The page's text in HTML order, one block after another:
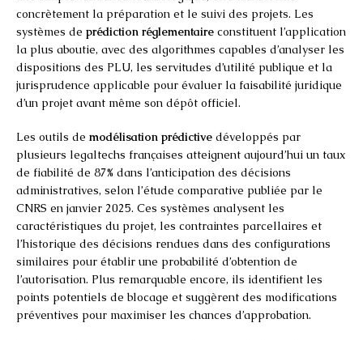
concrètement la préparation et le suivi des projets. Les
systèmes de prédiction réglementaire constituent l’application
la plus aboutie, avec des algorithmes capables d’analyser les
dispositions des PLU, les servitudes d’utilité publique et la
jurisprudence applicable pour évaluer la faisabilité juridique
d’un projet avant même son dépôt officiel.
Les outils de modélisation prédictive développés par
plusieurs legaltechs françaises atteignent aujourd’hui un taux
de fiabilité de 87% dans l’anticipation des décisions
administratives, selon l’étude comparative publiée par le
CNRS en janvier 2025. Ces systèmes analysent les
caractéristiques du projet, les contraintes parcellaires et
l’historique des décisions rendues dans des configurations
similaires pour établir une probabilité d’obtention de
l’autorisation. Plus remarquable encore, ils identifient les
points potentiels de blocage et suggèrent des modifications
préventives pour maximiser les chances d’approbation.